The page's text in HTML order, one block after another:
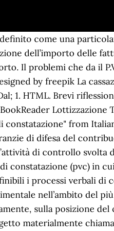
come una
dell’importo delle
Il problemi che da il
by freepik La
1. HTML. Brevi
Lottizzazione
constatazione" from
di difesa del
di controllo svolta
constatazione (pvc) in
i processi verbali di
nell’ambito del
sulla posizione
materialmente